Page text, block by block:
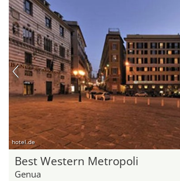
hotel.de
Best Western Metropoli
Genua